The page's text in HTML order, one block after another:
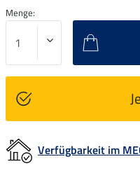
Menge:
Verfügbarkeit im